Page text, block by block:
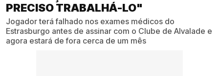
PRECISO TRABALHÁ-LO"
Jogador terá falhado nos exames médicos do
Estrasburgo antes de assinar com o Clube de Alvalade e
agora estará de fora cerca de um mês